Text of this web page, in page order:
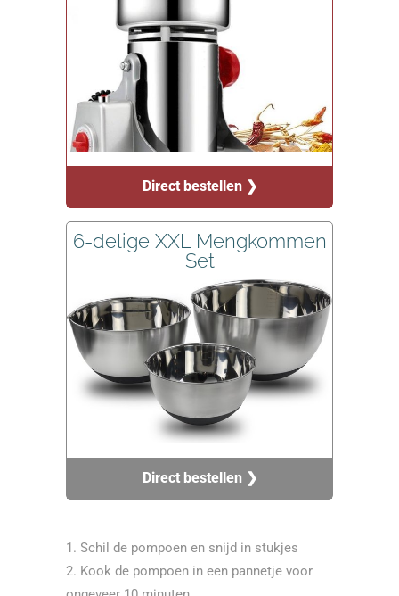
Direct bestellen ❯
6-delige XXL Mengkommen
Set
Direct bestellen ❯
Schil de pompoen en snijd in stukjes
Kook de pompoen in een pannetje voor